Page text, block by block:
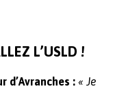
L’USLD !
d’Avranches : « Je